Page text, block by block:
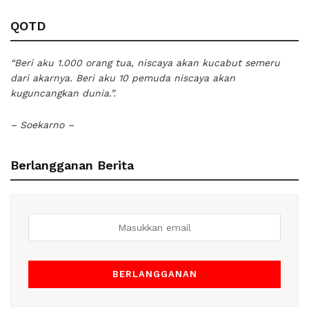
QOTD
“Beri aku 1.000 orang tua, niscaya akan kucabut semeru
dari akarnya. Beri aku 10 pemuda niscaya akan
kuguncangkan dunia.”.
– Soekarno –
Berlangganan Berita